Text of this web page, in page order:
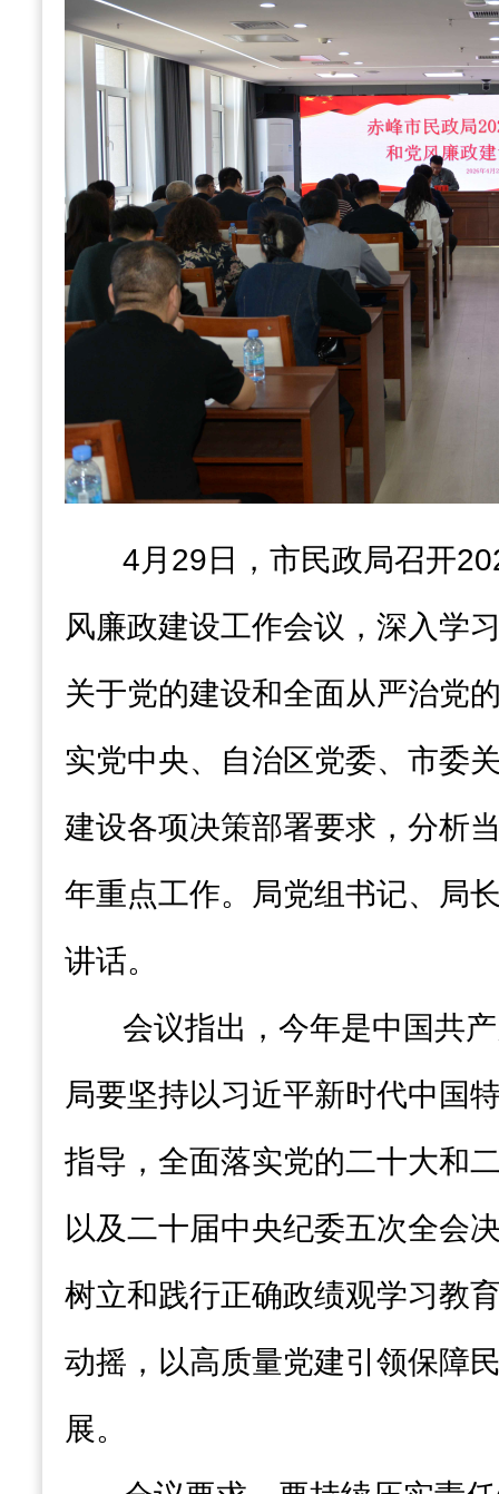
4月29日，市民政局召开
风廉政建设工作会议，深入学
关于党的建设和全面从严治党
实党中央、自治区党委、市委
建设各项决策部署要求，分析
年重点工作。局党组书记、局
讲话。
会议指出，今年是中国共
局要坚持以习近平新时代中国
指导，全面落实党的二十大和
以及二十届中央纪委五次全会
树立和践行正确政绩观学习教
动摇，以高质量党建引领保障
展。